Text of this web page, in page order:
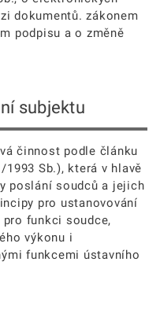
dokumentů. zákonem
podpisu a o změně
subjektu
činnost podle článku
Sb.), která v hlavě
poslání soudců a jejich
pro ustanovování
funkci soudce,
výkonu i
funkcemi ústavního